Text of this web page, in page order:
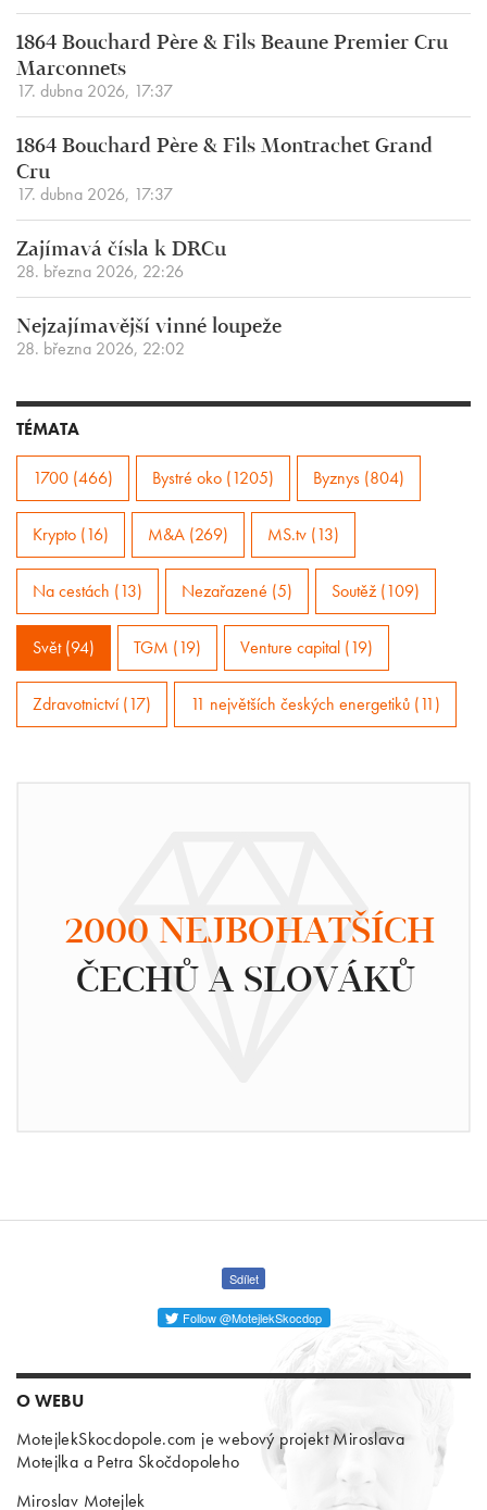
1864 Bouchard Père & Fils Beaune Premier Cru
Marconnets
17. dubna 2026, 17:37
1864 Bouchard Père & Fils Montrachet Grand
Cru
17. dubna 2026, 17:37
Zajímavá čísla k DRCu
28. března 2026, 22:26
Nejzajímavější vinné loupeže
28. března 2026, 22:02
TÉMATA
1700 (466) Bystré oko (1205) Byznys (804)
Krypto (16) M&A (269) MS.tv (13)
Na cestách (13) Nezařazené (5) Soutěž (109)
Svět (94) TGM (19) Venture capital (19)
Zdravotnictví (17) 11 největších českých energetiků (11)
2000 NEJBOHATŠÍCH
ČECHŮ A SLOVÁKŮ
Sdílet
Follow @MotejlekSkocdop
O WEBU
MotejlekSkocdopole.com je webový projekt Miroslava
Motejlka a Petra Skočdopoleho
Miroslav Motejlek